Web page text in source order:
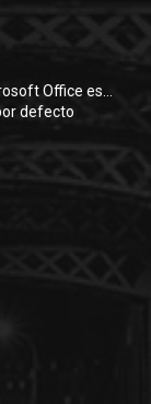
Office es…
defecto